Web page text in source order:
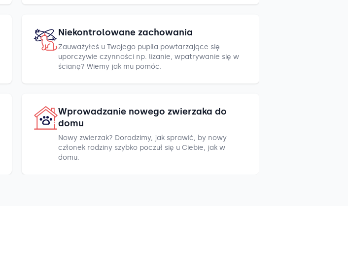
Niekontrolowane zachowania
Zauważyłeś u Twojego pupila powtarzające się
uporczywie czynności np. lizanie, wpatrywanie się w
ścianę? Wiemy jak mu pomóc.
Wprowadzanie nowego zwierzaka do
domu
Nowy zwierzak? Doradzimy, jak sprawić, by nowy
członek rodziny szybko poczuł się u Ciebie, jak w
domu.